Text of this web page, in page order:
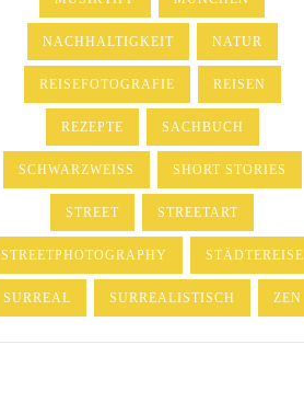
NACHHALTIGKEIT NATUR
REISEFOTOGRAFIE REISEN
REZEPTE SACHBUCH
SCHWARZWEISS SHORT STORIES
STREET STREETART
STREETPHOTOGRAPHY STÄDTEREISE
SURREAL SURREALISTISCH ZEN